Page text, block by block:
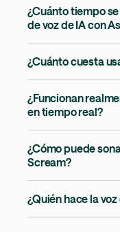
¿Cuánto tiempo
de voz de IA con
¿Cuánto cuesta
¿Funcionan
en tiempo real?
¿Cómo puede
Scream?
¿Quién hace la